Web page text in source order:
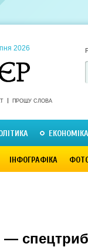
2026
ПРОШУ СЛОВА
ЕКОНОМІКА
ІНФОГРАФІКА
—